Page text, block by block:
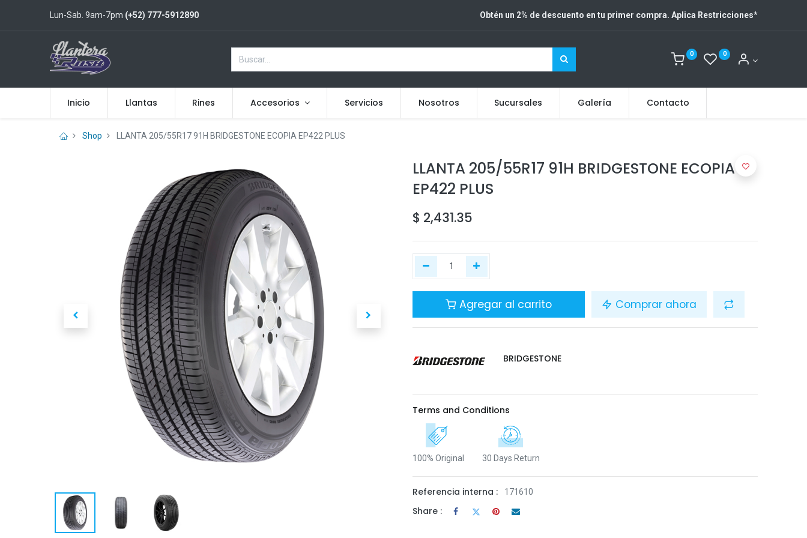
Lun-Sab. 9am-7pm (+52) 777-5912890 Obtén un 2% de descuento en tu primer compra. Aplica Restricciones*
0 0
Inicio Llantas Rines Accesorios Servicios Nosotros Sucursales Galería Contacto
Shop LLANTA 205/55R17 91H BRIDGESTONE ECOPIA EP422 PLUS
LLANTA 205/55R17 91H BRIDGESTONE ECOPIA
EP422 PLUS
$ 2,431.35
Agregar al carrito Comprar ahora
BRIDGESTONE
Terms and Conditions
100% Original 30 Days Return
Referencia interna : 171610
Share :